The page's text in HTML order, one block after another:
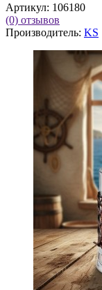
Артикул: 106180
(0) отзывов
Производитель: KS